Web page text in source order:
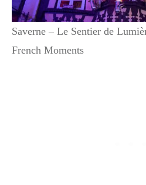
Saverne – Le Sentier de
French Moments